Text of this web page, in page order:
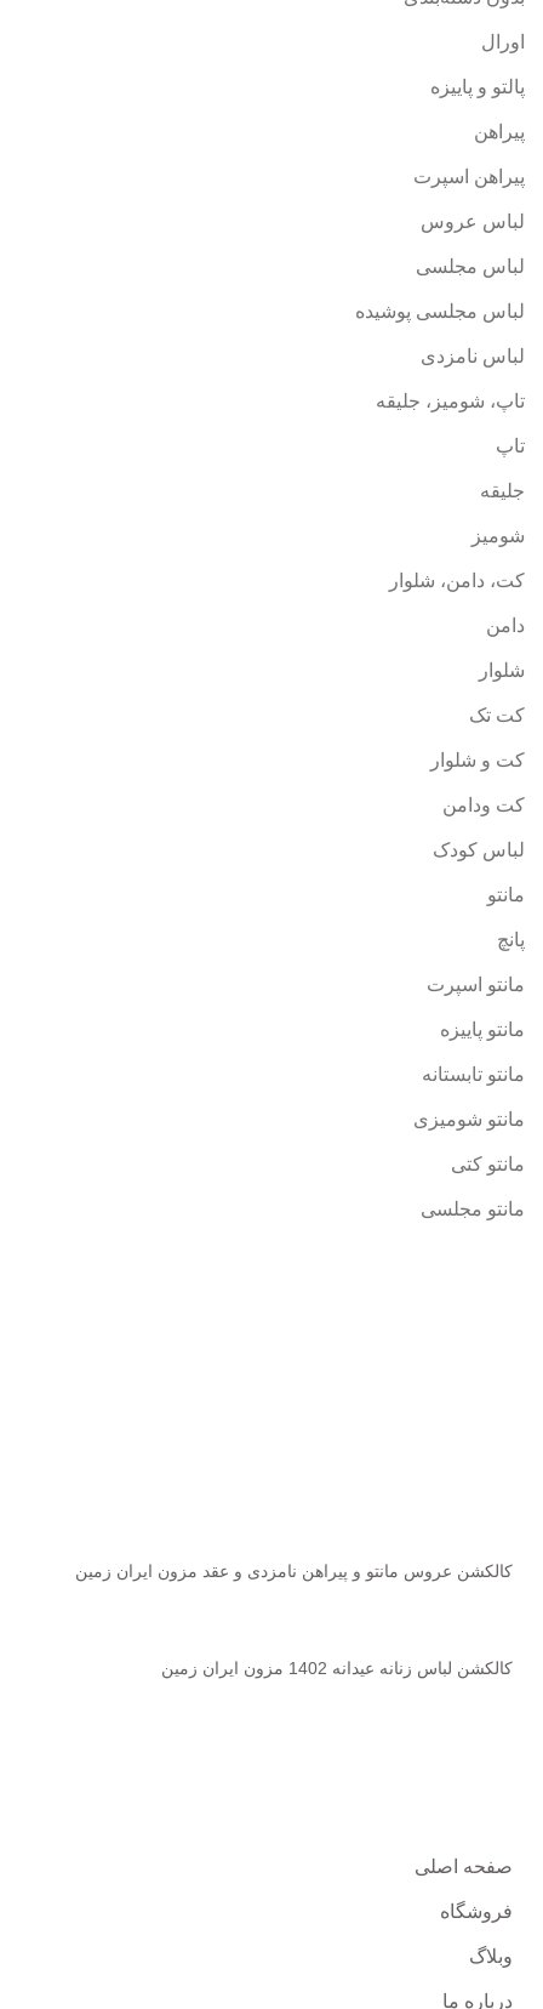
اورال
پالتو و پاییزه
پیراهن
پیراهن اسپرت
لباس عروس
لباس مجلسی
لباس مجلسی پوشیده
لباس نامزدی
تاپ، شومیز، جلیقه
تاپ
جلیقه
شومیز
کت، دامن، شلوار
دامن
شلوار
کت تک
کت و شلوار
کت ودامن
لباس کودک
مانتو
پانچ
مانتو اسپرت
مانتو پاییزه
مانتو تابستانه
مانتو شومیزی
مانتو کتی
مانتو مجلسی
کالکشن عروس مانتو و پیراهن نامزدی و عقد مزون ایران زمین
کالکشن لباس زنانه عیدانه 1402 مزون ایران زمین
صفحه اصلی
فروشگاه
وبلاگ
درباره ما